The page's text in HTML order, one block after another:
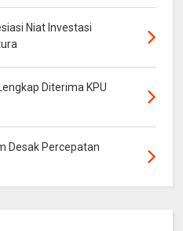
Niat Investasi
Diterima KPU
Desak Percepatan